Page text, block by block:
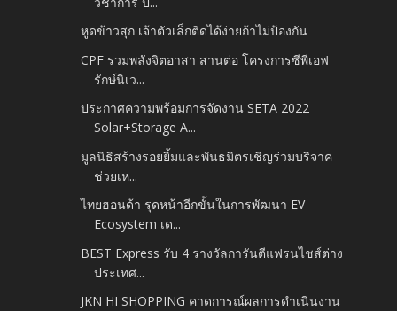
หูดข้าวสุก เจ้าตัวเล็กติดได้ง่ายถ้าไม่ป้องกัน
CPF รวมพลังจิตอาสา สานต่อ โครงการซีพีเอฟ
รักษ์นิเว...
ประกาศความพร้อมการจัดงาน SETA 2022
Solar+Storage A...
มูลนิธิสร้างรอยยิ้มและพันธมิตรเชิญร่วมบริจาค
ช่วยเห...
ไทยฮอนด้า รุดหน้าอีกขั้นในการพัฒนา EV
Ecosystem เด...
BEST Express รับ 4 รางวัลการันตีแฟรนไชส์ต่าง
ประเทศ...
JKN HI SHOPPING คาดการณ์ผลการดำเนินงาน